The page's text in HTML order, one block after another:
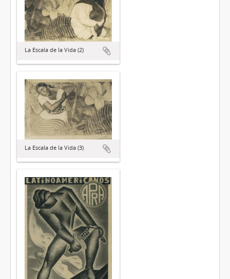
La Escala de la Vida (2)
La Escala de la Vida (3)